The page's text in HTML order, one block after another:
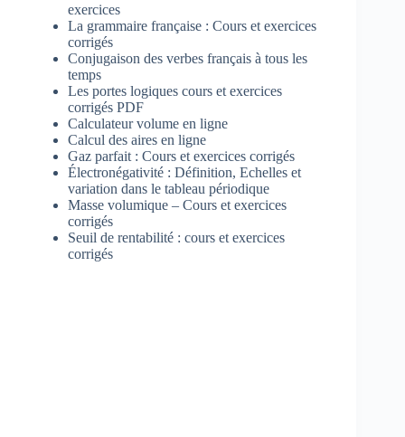
exercices
La grammaire française : Cours et exercices
corrigés
Conjugaison des verbes français à tous les
temps
Les portes logiques cours et exercices
corrigés PDF
Calculateur volume en ligne
Calcul des aires en ligne
Gaz parfait : Cours et exercices corrigés
Électronégativité : Définition, Echelles et
variation dans le tableau périodique
Masse volumique – Cours et exercices
corrigés
Seuil de rentabilité : cours et exercices
corrigés